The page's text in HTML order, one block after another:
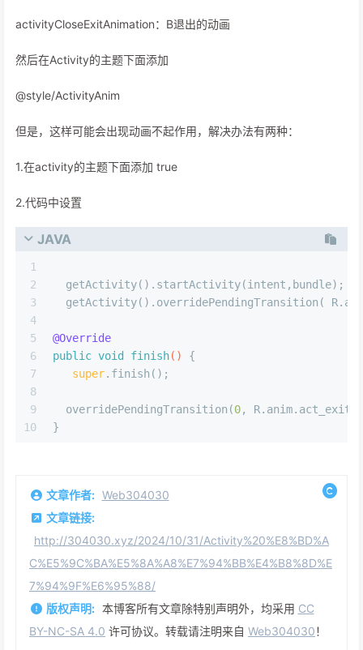
activityCloseExitAnimation：B退出的动画
然后在Activity的主题下面添加
@style/ActivityAnim
但是，这样可能会出现动画不起作用，解决办法有两种：
1.在activity的主题下面添加 true
2.代码中设置
JAVA
1
2
3
4
5
6
7
8
9
10
  getActivity().startActivity(intent,bundle);
getActivity().overridePendingTransition(
@Override
public void finish()
{
super.finish();
  overridePendingTransition(
0, R.anim.act_exit);
}
文章作者: Web304030
文章链接:
http://304030.xyz/2024/10/31/Activity%20%E8%BD%A
C%E5%9C%BA%E5%8A%A8%E7%94%BB%E4%B8%8D%E
7%94%9F%E6%95%88/
版权声明: 本博客所有文章除特别声明外，均采用 CC
BY-NC-SA 4.0 许可协议。转载请注明来自 Web304030！